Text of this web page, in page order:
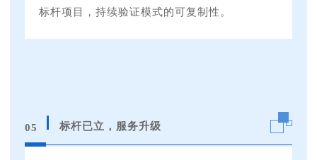
标杆项目，持续验证模式的可复制性。
05 标杆已立，服务升级